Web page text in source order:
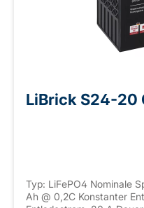
LiBrick S24-20
Typ: LiFePO4 Nominale
Ah @ 0,2C Konstanter